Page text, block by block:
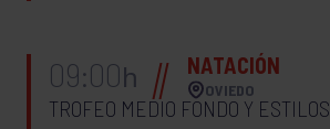
09:00h NATACIÓN
OVIEDO
TROFEO MEDIO FONDO Y ESTILOS